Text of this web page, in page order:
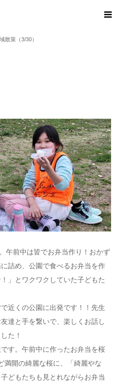
散策（3/30）
午前中は皆でお弁当作り！おかず
詰め、公園で食べるお弁当を作
」とワクワクしていた子どもた
近くの公園に出発です！！先生
達と手を繋いで、楽しくお話し
た！
す。午前中に作ったお弁当を桜
満開の綺麗な桜に、「綺麗やな
どもたちも見とれながらお弁当